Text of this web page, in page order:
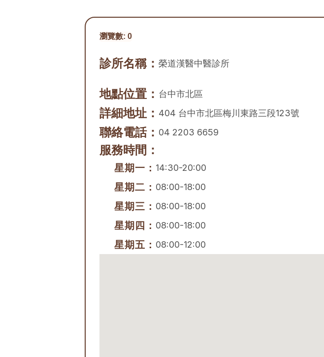
瀏覽數: 0
診所名稱： 榮道漢醫中醫診所
地點位置： 台中市北區
詳細地址： 404 台中市北區梅川東路三段123號
聯絡電話： 04 2203 6659
服務時間：
星期一： 14:30-20:00
星期二： 08:00-18:00
星期三： 08:00-18:00
星期四： 08:00-18:00
星期五： 08:00-12:00